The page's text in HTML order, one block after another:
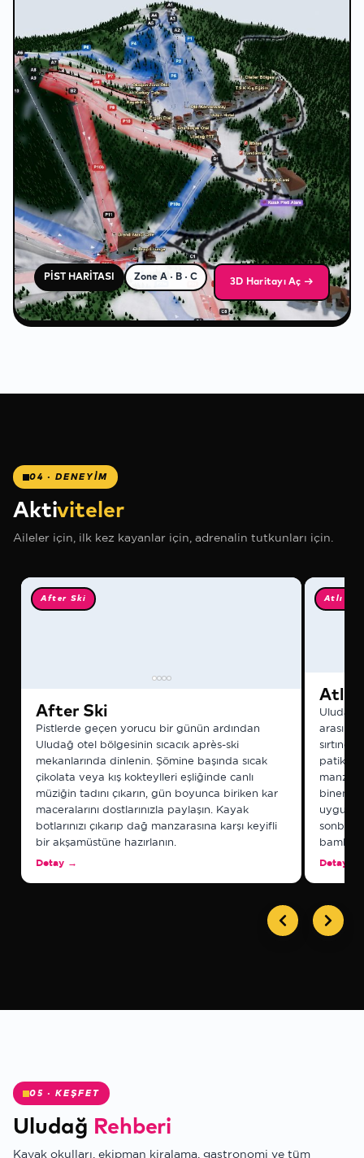
❄
❅
❄
❄
❅
PİST HARİTASI Zone A · B · C 3D Haritayı Aç →
04 · DENEYİM
Aktiviteler
Aileler için, ilk kez kayanlar için, adrenalin tutkunları için.
After Ski
After Ski
Pistlerde geçen yorucu bir günün ardından
Uludağ otel bölgesinin sıcacık après-ski
mekanlarında dinlenin. Şömine başında sıcak
çikolata veya kış kokteylleri eşliğinde canlı
müziğin tadını çıkarın, gün boyunca biriken kar
maceralarını dostlarınızla paylaşın. Kayak
botlarınızı çıkarıp dağ manzarasına karşı keyifli
bir akşamüstüne hazırlanın.
Detay →
Atlı Tur
Atlı
uygun
Detay
05 · KEŞFET
Uludağ Rehberi
Kayak okulları, ekipman kiralama, gastronomi ve tüm